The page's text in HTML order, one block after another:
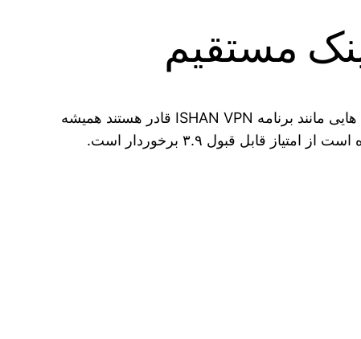
همه فیلتر شکن‌ ها قادر نیستند که قدرت لازم برای دور زدن محدودیت‌ ها را برای شما فراهم کنند. اما فیلتر شکن‌ هایی مانند برنامه ISHAN VPN قادر هستند همیشه
را برای شما فراهم کنند. این برنامه که در گوگل پلی قرار داده شده است از امتیاز قابل قبول ۳.۹ برخوردار است.